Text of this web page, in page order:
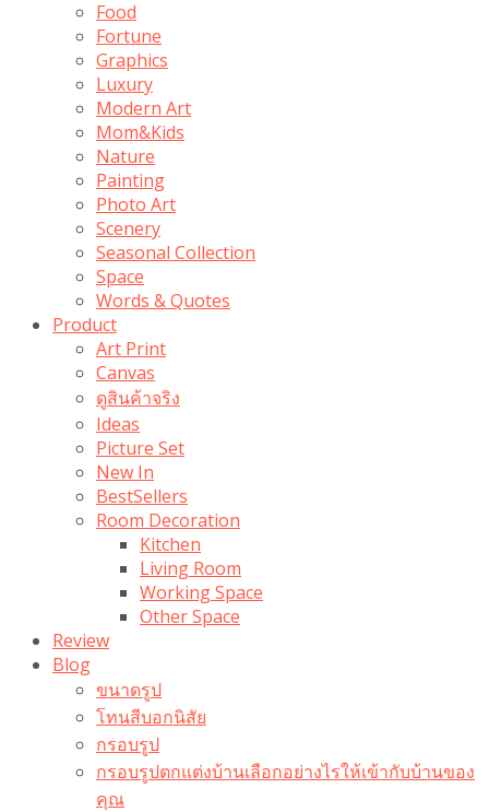
Food
Fortune
Graphics
Luxury
Modern Art
Mom&Kids
Nature
Painting
Photo Art
Scenery
Seasonal Collection
Space
Words & Quotes
Product
Art Print
Canvas
ดูสินค้าจริง
Ideas
Picture Set
New In
BestSellers
Room Decoration
Kitchen
Living Room
Working Space
Other Space
Review
Blog
ขนาดรูป
โทนสีบอกนิสัย
กรอบรูป
กรอบรูปตกแต่งบ้านเลือกอย่างไรให้เข้ากับบ้านของ
คุณ